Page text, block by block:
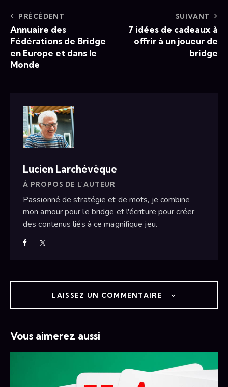
PRÉCÉDENT
Annuaire des
Fédérations de Bridge
en Europe et dans le
Monde
SUIVANT
7 idées de cadeaux à
offrir à un joueur de
bridge
Lucien Larchévèque
À PROPOS DE L'AUTEUR
Passionné de stratégie et de mots, je combine
mon amour pour le bridge et l'écriture pour créer
des contenus liés à ce magnifique jeu.
LAISSEZ UN COMMENTAIRE
Vous aimerez aussi